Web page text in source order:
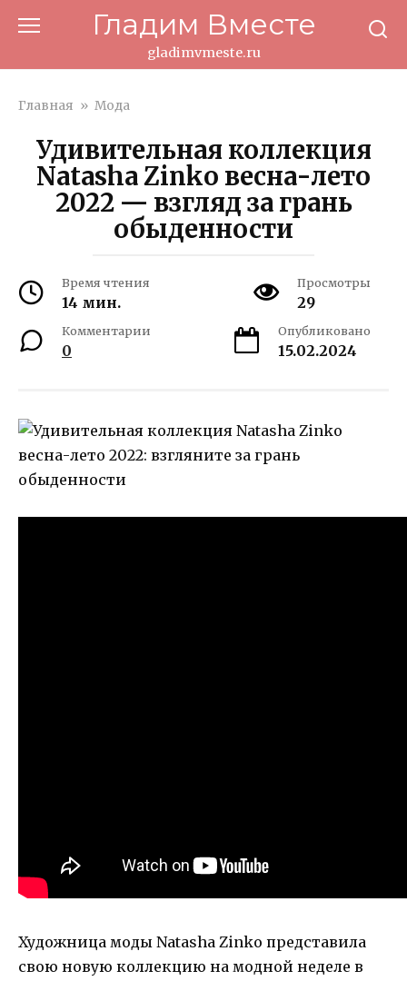
Гладим Вместе
gladimvmeste.ru
Главная » Мода
Удивительная коллекция
Natasha Zinko весна-лето
2022 — взгляд за грань
обыденности
Время чтения
14 мин.
Просмотры
29
Комментарии
0
Опубликовано
15.02.2024
Художница моды Natasha Zinko представила
свою новую коллекцию на модной неделе в